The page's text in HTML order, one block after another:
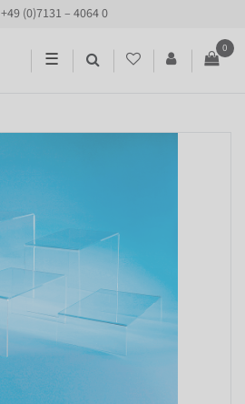
+49 (0)7131 – 4064 0
☰
0